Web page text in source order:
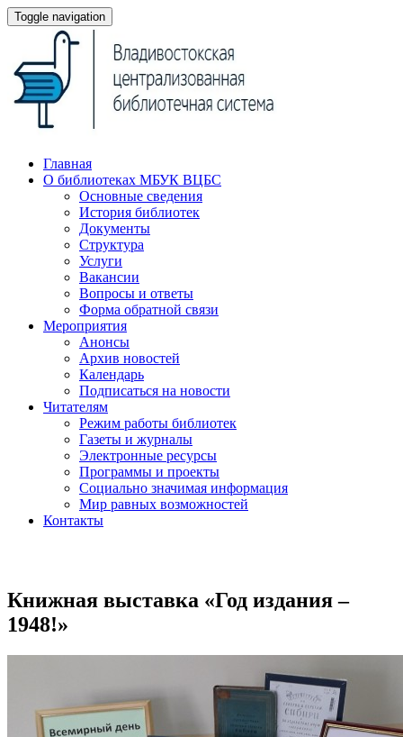
Toggle navigation
Главная
О библиотеках МБУК ВЦБС
Основные сведения
История библиотек
Документы
Структура
Услуги
Вакансии
Вопросы и ответы
Форма обратной связи
Мероприятия
Анонсы
Архив новостей
Календарь
Подписаться на новости
Читателям
Режим работы библиотек
Газеты и журналы
Электронные ресурсы
Программы и проекты
Социально значимая информация
Мир равных возможностей
Контакты
Книжная выставка «Год издания –
1948!»